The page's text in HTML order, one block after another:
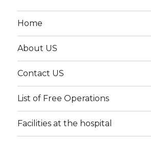
Home
About US
Contact US
List of Free Operations
Facilities at the hospital